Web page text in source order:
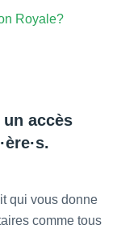
Royale?
accès
qui vous donne
comme tous